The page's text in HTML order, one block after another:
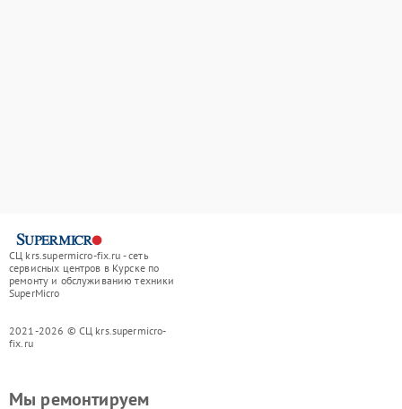
СЦ krs.supermicro-fix.ru - сеть
сервисных центров в Курске по
ремонту и обслуживанию техники
SuperMicro
2021-2026 © СЦ krs.supermicro-
fix.ru
Мы ремонтируем